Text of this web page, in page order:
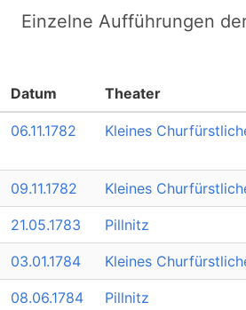
Einzelne Aufführungen
Datum Theater
06.11.1782 Kleines
09.11.1782 Kleines
21.05.1783 Pillnitz
03.01.1784 Kleines
08.06.1784 Pillnitz